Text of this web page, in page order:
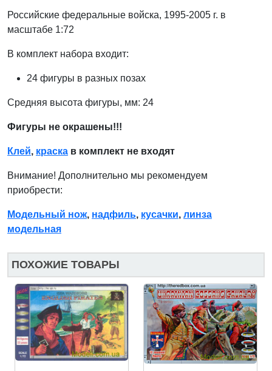
Российские федеральные войска, 1995-2005 г. в
масштабе 1:72
В комплект набора входит:
24 фигуры в разных позах
Средняя высота фигуры, мм: 24
Фигуры не окрашены!!!
Клей, краска в комплект не входят
Внимание! Дополнительно мы рекомендуем
приобрести:
Модельный нож, надфиль, кусачки, линза
модельная
ПОХОЖИЕ ТОВАРЫ